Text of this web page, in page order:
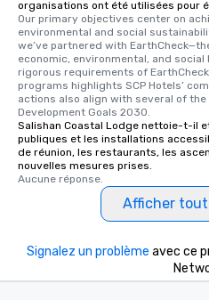
organisations ont été utilisées pour
Our primary objectives center on
environmental and social
we’ve partnered with
economic, environmental, and
rigorous requirements of
programs highlights SCP Hotels’
actions also align with several of
Development Goals 2030.
Salishan Coastal Lodge nettoie-t-il
publiques et les installations
de réunion, les restaurants, les
nouvelles mesures prises.
Aucune réponse.
Afficher
Signalez un problème avec ce